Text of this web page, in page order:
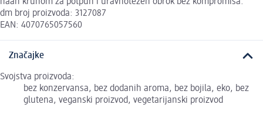
dm broj proizvoda: 3127087
EAN: 4070765057560
Značajke
Svojstva proizvoda:
bez konzervansa, bez dodanih aroma, bez bojila, eko, bez
glutena, veganski proizvod, vegetarijanski proizvod